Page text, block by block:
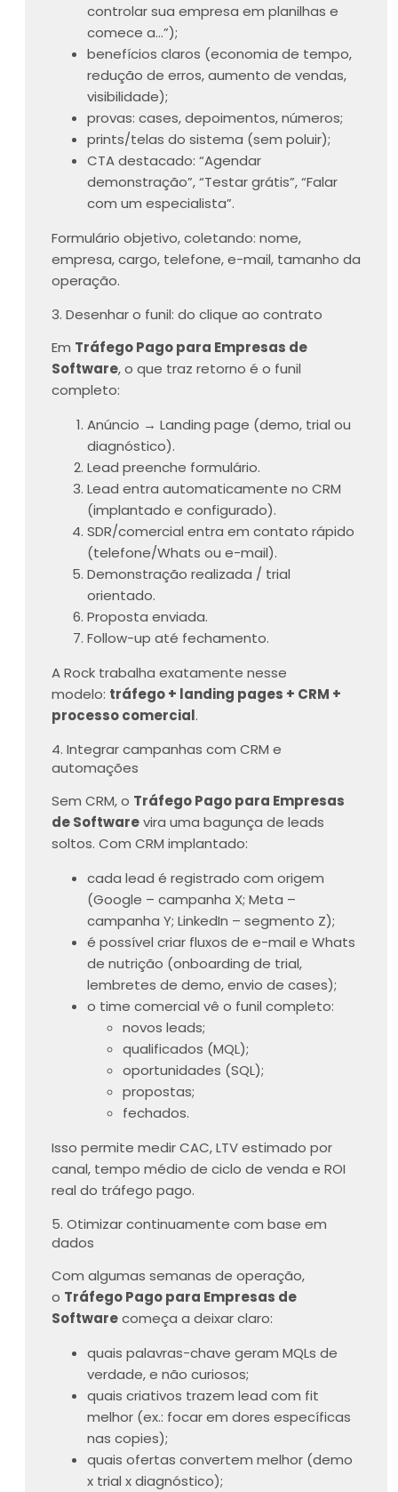
controlar sua empresa em planilhas e
comece a…”);
benefícios claros (economia de tempo,
redução de erros, aumento de vendas,
visibilidade);
provas: cases, depoimentos, números;
prints/telas do sistema (sem poluir);
CTA destacado: “Agendar
demonstração”, “Testar grátis”, “Falar
com um especialista”.
Formulário objetivo, coletando: nome,
empresa, cargo, telefone, e-mail, tamanho da
operação.
3. Desenhar o funil: do clique ao contrato
Em Tráfego Pago para Empresas de
Software, o que traz retorno é o funil
completo:
Anúncio → Landing page (demo, trial ou
diagnóstico).
Lead preenche formulário.
Lead entra automaticamente no CRM
(implantado e configurado).
SDR/comercial entra em contato rápido
(telefone/Whats ou e-mail).
Demonstração realizada / trial
orientado.
Proposta enviada.
Follow-up até fechamento.
A Rock trabalha exatamente nesse
modelo: tráfego + landing pages + CRM +
processo comercial.
4. Integrar campanhas com CRM e
automações
Sem CRM, o Tráfego Pago para Empresas
de Softwarevira uma bagunça de leads
soltos. Com CRM implantado:
cada lead é registrado com origem
(Google – campanha X; Meta –
campanha Y; LinkedIn – segmento Z);
é possível criar fluxos de e-mail e Whats
de nutrição (onboarding de trial,
lembretes de demo, envio de cases);
o time comercial vê o funil completo:
novos leads;
qualificados (MQL);
oportunidades (SQL);
propostas;
fechados.
Isso permite medir CAC, LTV estimado por
canal, tempo médio de ciclo de venda e ROI
real do tráfego pago.
5. Otimizar continuamente com base em
dados
Com algumas semanas de operação,
o Tráfego Pago para Empresas de
Softwarecomeça a deixar claro:
quais palavras-chave geram MQLs de
verdade, e não curiosos;
quais criativos trazem lead com fit
melhor (ex.: focar em dores específicas
nas copies);
quais ofertas convertem melhor (demo
x trial x diagnóstico);